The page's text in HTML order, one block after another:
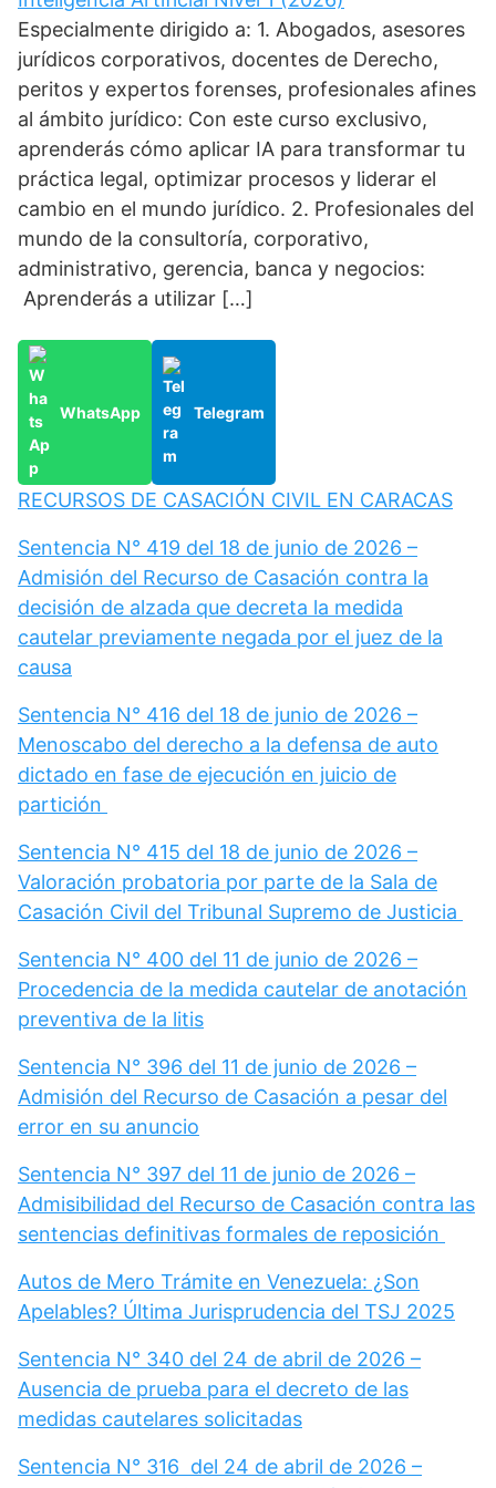
Especialmente dirigido a: 1. Abogados, asesores
jurídicos corporativos, docentes de Derecho,
peritos y expertos forenses, profesionales afines
al ámbito jurídico: Con este curso exclusivo,
aprenderás cómo aplicar IA para transformar tu
práctica legal, optimizar procesos y liderar el
cambio en el mundo jurídico. 2. Profesionales del
mundo de la consultoría, corporativo,
administrativo, gerencia, banca y negocios:
Aprenderás a utilizar […]
WhatsApp Telegram
RECURSOS DE CASACIÓN CIVIL EN CARACAS
Sentencia N° 419 del 18 de junio de 2026 –
Admisión del Recurso de Casación contra la
decisión de alzada que decreta la medida
cautelar previamente negada por el juez de la
causa
Sentencia N° 416 del 18 de junio de 2026 –
Menoscabo del derecho a la defensa de auto
dictado en fase de ejecución en juicio de
partición
Sentencia N° 415 del 18 de junio de 2026 –
Valoración probatoria por parte de la Sala de
Casación Civil del Tribunal Supremo de Justicia
Sentencia N° 400 del 11 de junio de 2026 –
Procedencia de la medida cautelar de anotación
preventiva de la litis
Sentencia N° 396 del 11 de junio de 2026 –
Admisión del Recurso de Casación a pesar del
error en su anuncio
Sentencia N° 397 del 11 de junio de 2026 –
Admisibilidad del Recurso de Casación contra las
sentencias definitivas formales de reposición
Autos de Mero Trámite en Venezuela: ¿Son
Apelables? Última Jurisprudencia del TSJ 2025
Sentencia N° 340 del 24 de abril de 2026 –
Ausencia de prueba para el decreto de las
medidas cautelares solicitadas
Sentencia N° 316 del 24 de abril de 2026 –